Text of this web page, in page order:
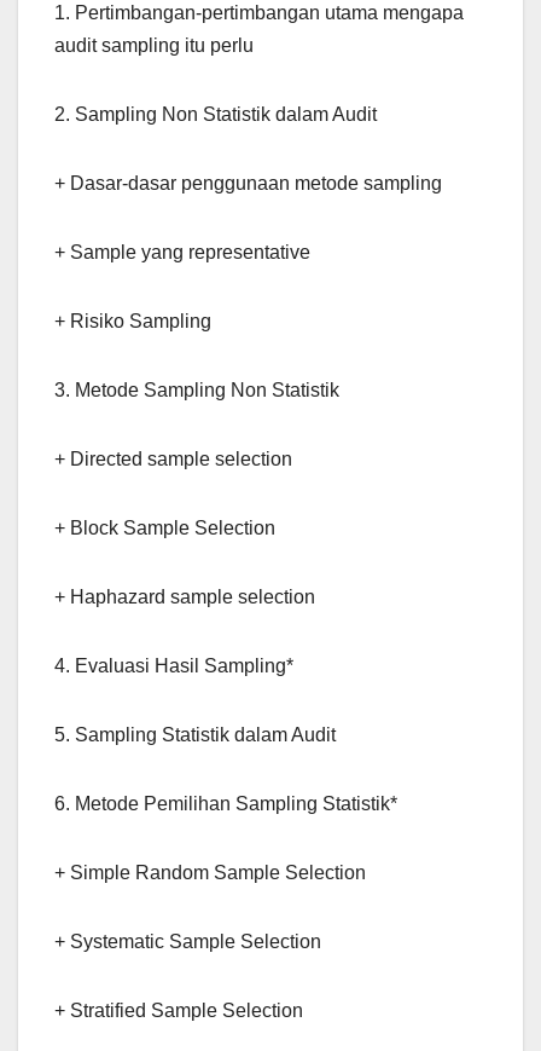
1. Pertimbangan-pertimbangan utama mengapa
audit sampling itu perlu
2. Sampling Non Statistik dalam Audit
+ Dasar-dasar penggunaan metode sampling
+ Sample yang representative
+ Risiko Sampling
3. Metode Sampling Non Statistik
+ Directed sample selection
+ Block Sample Selection
+ Haphazard sample selection
4. Evaluasi Hasil Sampling*
5. Sampling Statistik dalam Audit
6. Metode Pemilihan Sampling Statistik*
+ Simple Random Sample Selection
+ Systematic Sample Selection
+ Stratified Sample Selection